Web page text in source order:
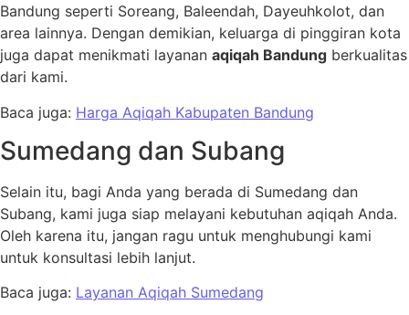
Bandung seperti Soreang, Baleendah, Dayeuhkolot, dan
area lainnya. Dengan demikian, keluarga di pinggiran kota
juga dapat menikmati layanan aqiqah Bandung berkualitas
dari kami.
Baca juga: Harga Aqiqah Kabupaten Bandung
Sumedang dan Subang
Selain itu, bagi Anda yang berada di Sumedang dan
Subang, kami juga siap melayani kebutuhan aqiqah Anda.
Oleh karena itu, jangan ragu untuk menghubungi kami
untuk konsultasi lebih lanjut.
Baca juga: Layanan Aqiqah Sumedang